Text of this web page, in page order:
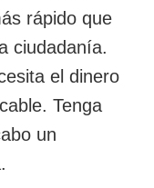
rápido que
ciudadanía.
el dinero
Tenga
un